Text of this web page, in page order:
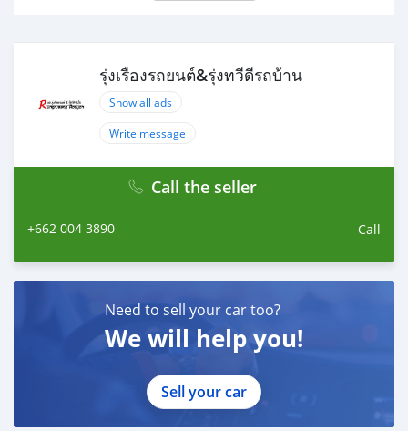
รุ่งเรืองรถยนต์&รุ่งทวีดีรถบ้าน
Show all ads
Write message
Call the seller
+662 004 3890 Call
Need to sell your car too?
We will help you!
Sell your car